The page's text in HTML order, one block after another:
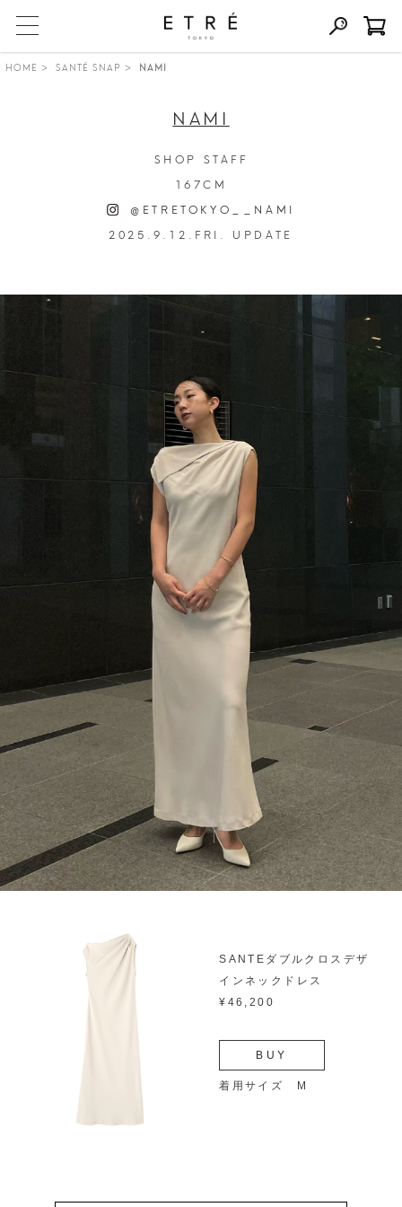
HOME SANTÉ SNAP NAMI
NAMI
SHOP STAFF
167CM
@ETRETOKYO__NAMI
2025.9.12.FRI. UPDATE
SANTEダブルクロスデザ
インネックドレス
¥46,200
BUY
着用サイズ M